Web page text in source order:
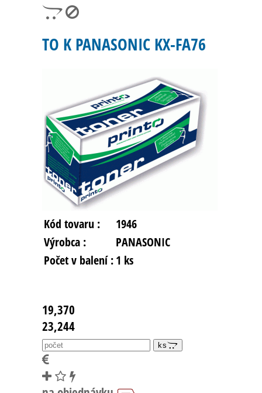
TO K PANASONIC KX-FA76
Kód tovaru :
1946
Výrobca :
PANASONIC
Počet v balení :1 ks
19,370
23,244
ks